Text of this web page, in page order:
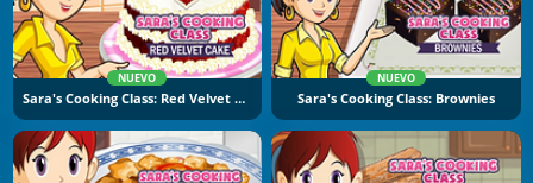
NUEVO
Sara's Cooking Class: Red Velvet Cake
NUEVO
Sara's Cooking Class: Brownies